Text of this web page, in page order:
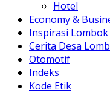
Hotel
Economy &
Inspirasi Lombok
Cerita Desa
Otomotif
Indeks
Kode Etik